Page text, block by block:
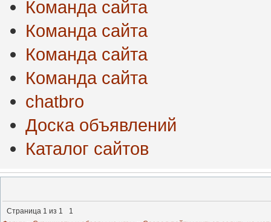
Команда сайта
Команда сайта
Команда сайта
Команда сайта
chatbro
Доска объявлений
Каталог сайтов
Страница 1 из 1
1